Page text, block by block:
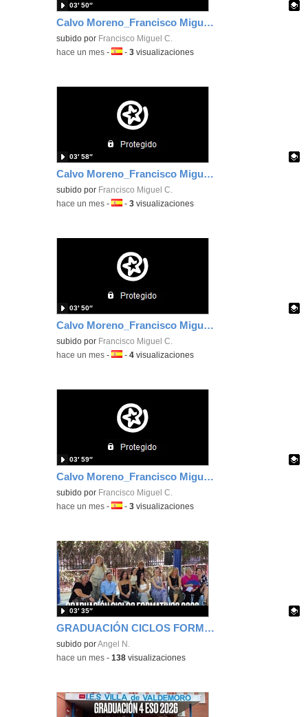
Calvo Moreno_Francisco Miguel_EvidenciaArea_4
Contenido educativo.
subido por Francisco Miguel C.
03′ 50″
-hace un mes -Idioma:
-3 visualizaciones
Calvo Moreno_Francisco Miguel_EvidenciaArea_3
Contenido educativo.
subido por Francisco Miguel C.
03′ 58″
-hace un mes -Idioma:
-3 visualizaciones
Calvo Moreno_Francisco Miguel_EvidenciaArea_2
Contenido educativo.
subido por Francisco Miguel C.
03′ 50″
-hace un mes -Idioma:
-4 visualizaciones
Calvo Moreno_Francisco Miguel_EvidenciaArea_1
Contenido educativo.
subido por Francisco Miguel C.
03′ 59″
-hace un mes -Idioma:
-3 visualizaciones
GRADUACIÓN CICLOS FORMATIVOS IES VILLA DE VALDEMORO CURSO 2025-2026
Contenido educativo.
subido porAngel N.
03′ 35″
-hace un mes -138 visualizaciones